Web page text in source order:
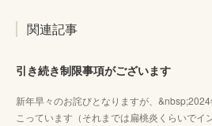
関連記事
引き続き制限事項がございます
新年早々のお詫びとなりますが、
こっています（それまでは扁桃炎くらいでイ